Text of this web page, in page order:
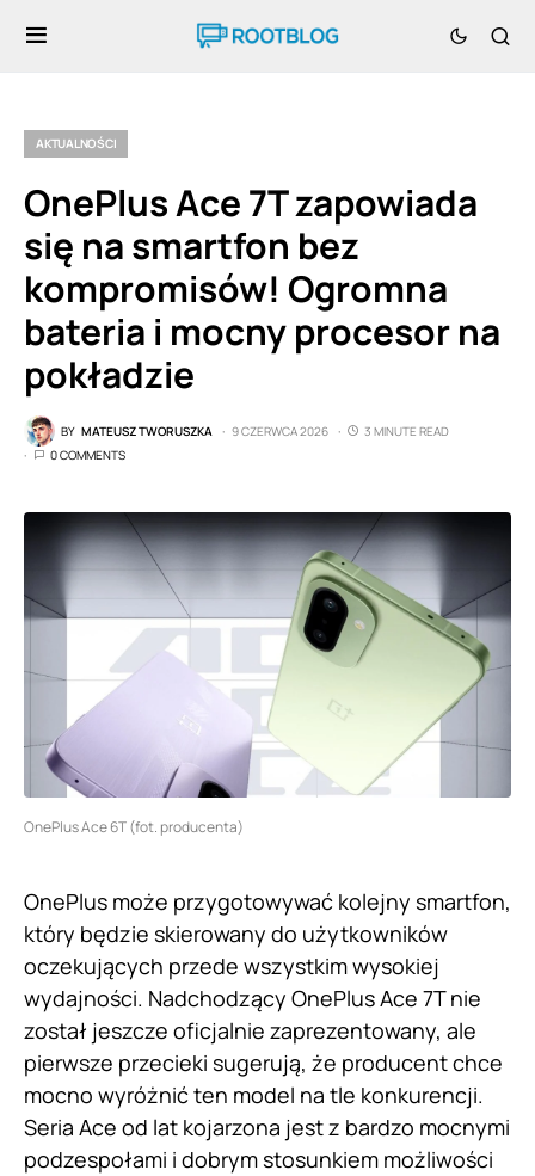
AKTUALNOŚCI
OnePlus Ace 7T zapowiada
się na smartfon bez
kompromisów! Ogromna
bateria i mocny procesor na
pokładzie
BY MATEUSZ TWORUSZKA 9 CZERWCA 2026
3 MINUTE READ
0 COMMENTS
OnePlus Ace 6T (fot. producenta)
OnePlus może przygotowywać kolejny smartfon,
który będzie skierowany do użytkowników
oczekujących przede wszystkim wysokiej
wydajności. Nadchodzący OnePlus Ace 7T nie
został jeszcze oficjalnie zaprezentowany, ale
pierwsze przecieki sugerują, że producent chce
mocno wyróżnić ten model na tle konkurencji.
Seria Ace od lat kojarzona jest z bardzo mocnymi
podzespołami i dobrym stosunkiem możliwości